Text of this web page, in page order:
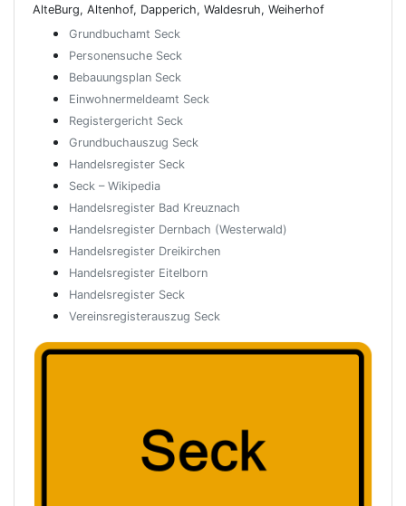
AlteBurg, Altenhof, Dapperich, Waldesruh, Weiherhof
Grundbuchamt Seck
Personensuche Seck
Bebauungsplan Seck
Einwohnermeldeamt Seck
Registergericht Seck
Grundbuchauszug Seck
Handelsregister Seck
Seck – Wikipedia
Handelsregister Bad Kreuznach
Handelsregister Dernbach (Westerwald)
Handelsregister Dreikirchen
Handelsregister Eitelborn
Handelsregister Seck
Vereinsregisterauszug Seck